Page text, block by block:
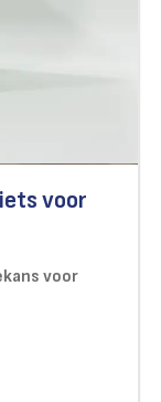
voor
voor